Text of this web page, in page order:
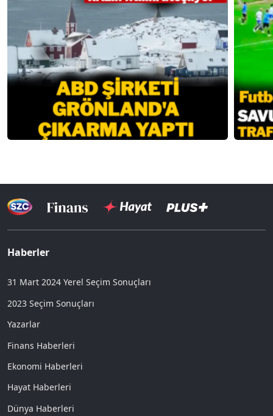
Haberler
31 Mart 2024 Yerel Seçim Sonuçları
2023 Seçim Sonuçları
Yazarlar
Finans Haberleri
Ekonomi Haberleri
Hayat Haberleri
Dünya Haberleri